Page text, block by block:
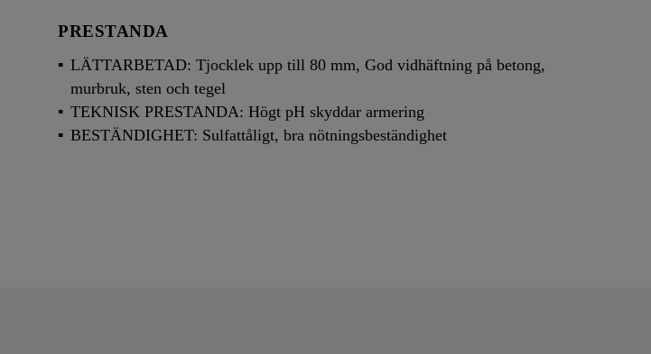
PRESTANDA
LÄTTARBETAD: Tjocklek upp till 80 mm, God vidhäftning på betong,
murbruk, sten och tegel
TEKNISK PRESTANDA: Högt pH skyddar armering
BESTÄNDIGHET: Sulfattåligt, bra nötningsbeständighet